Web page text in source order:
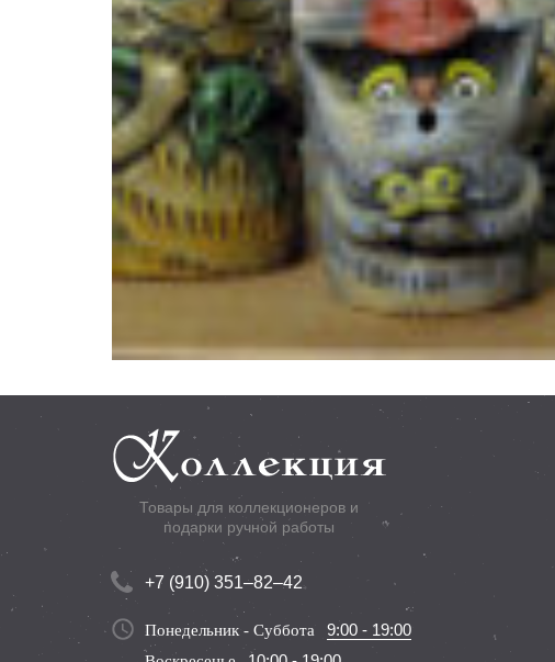
Товары для коллекционеров и
подарки ручной работы
+7 (910) 351–82–42
Понедельник - Суббота 9:00 - 19:00